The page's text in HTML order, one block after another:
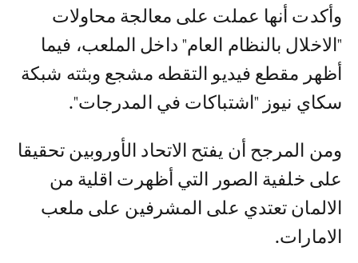
وأكدت أنها عملت على معالجة محاولات
"الاخلال بالنظام العام" داخل الملعب، فيما
أظهر مقطع فيديو التقطه مشجع وبثته شبكة
سكاي نيوز "اشتباكات في المدرجات".
ومن المرجح أن يفتح الاتحاد الأوروبين تحقيقا
على خلفية الصور التي أظهرت اقلية من
الالمان تعتدي على المشرفين على ملعب
الامارات.